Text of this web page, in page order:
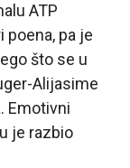
ATP
pa je
što se u
Alijasime
Emotivni
je razbio